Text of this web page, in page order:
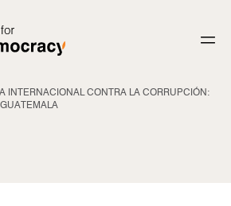
INTERNACIONAL CONTRA LA CORRUPCIÓN: